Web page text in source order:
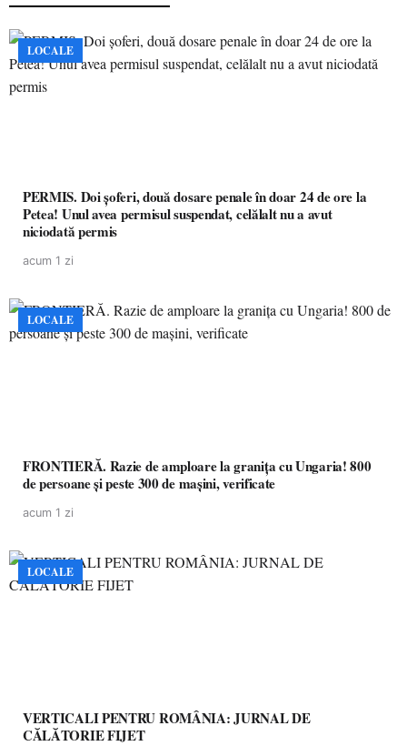
LOCALE
PERMIS. Doi șoferi, două dosare penale în doar 24 de ore la
Petea! Unul avea permisul suspendat, celălalt nu a avut
niciodată permis
acum 1 zi
LOCALE
FRONTIERĂ. Razie de amploare la granița cu Ungaria! 800
de persoane și peste 300 de mașini, verificate
acum 1 zi
LOCALE
VERTICALI PENTRU ROMÂNIA: JURNAL DE
CĂLĂTORIE FIJET